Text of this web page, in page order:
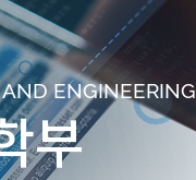
ENGINEERING
부